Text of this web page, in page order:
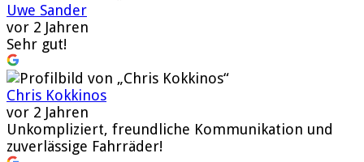
Uwe Sander
vor 2 Jahren
Sehr gut!
Chris Kokkinos
vor 2 Jahren
Unkompliziert, freundliche Kommunikation und
zuverlässige Fahrräder!